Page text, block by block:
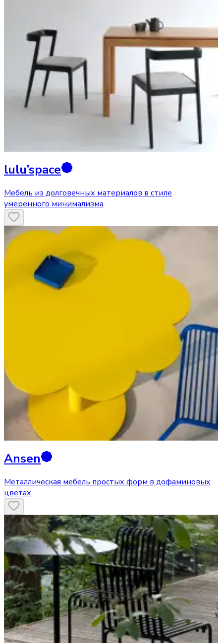
lulu’space
Мебель из долговечных материалов в стиле
умеренного минимализма
Ansen
Металлическая мебель простых форм в дофаминовых
цветах